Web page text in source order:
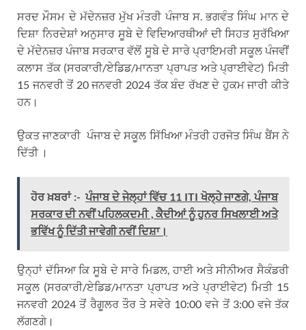
ਸਰਦ ਮੌਸਮ ਦੇ ਮੱਦੇਨਜ਼ਰ ਮੁੱਖ ਮੰਤਰੀ ਪੰਜਾਬ ਸ. ਭਗਵੰਤ ਸਿੰਘ ਮਾਨ ਦੇ
ਦਿਸ਼ਾ ਨਿਰਦੇਸ਼ਾਂ ਅਨੁਸਾਰ ਸੂਬੇ ਦੇ ਵਿਦਿਆਰਥੀਆਂ ਦੀ ਸਿਹਤ ਸੁਰੱਖਿਆ
ਦੇ ਮੱਦੇਨਜ਼ਰ ਪੰਜਾਬ ਸਰਕਾਰ ਵੱਲੋਂ ਸੂਬੇ ਦੇ ਸਾਰੇ ਪ੍ਰਾਇਮਰੀ ਸਕੂਲ ਪੰਜਵੀਂ
ਕਲਾਸ ਤੱਕ (ਸਰਕਾਰੀ/ਏਡਿਡ/ਮਾਨਤਾ ਪ੍ਰਾਪਤ ਅਤੇ ਪ੍ਰਾਈਵੇਟ) ਮਿਤੀ
15 ਜਨਵਰੀ ਤੋਂ 20 ਜਨਵਰੀ 2024 ਤੱਕ ਬੰਦ ਰੱਖਣ ਦੇ ਹੁਕਮ ਜਾਰੀ ਕੀਤੇ
ਹਨ।
ਉਕਤ ਜਾਣਕਾਰੀ ਪੰਜਾਬ ਦੇ ਸਕੂਲ ਸਿੱਖਿਆ ਮੰਤਰੀ ਹਰਜੋਤ ਸਿੰਘ ਬੈਂਸ ਨੇ
ਦਿੱਤੀ ।
ਹੋਰ ਖ਼ਬਰਾਂ :- ਪੰਜਾਬ ਦੇ ਜੇਲ੍ਹਾਂ ਵਿੱਚ 11 ITI ਖੋਲ੍ਹੇ ਜਾਣਗੇ, ਪੰਜਾਬ
ਸਰਕਾਰ ਦੀ ਨਵੀਂ ਪਹਿਲਕਦਮੀ , ਕੈਦੀਆਂ ਨੂੰ ਹੁਨਰ ਸਿਖਲਾਈ ਅਤੇ
ਭਵਿੱਖ ਨੂੰ ਦਿੱਤੀ ਜਾਵੇਗੀ ਨਵੀਂ ਦਿਸ਼ਾ।
ਉਨ੍ਹਾਂ ਦੱਸਿਆ ਕਿ ਸੂਬੇ ਦੇ ਸਾਰੇ ਮਿਡਲ, ਹਾਈ ਅਤੇ ਸੀਨੀਅਰ ਸੈਕੰਡਰੀ
ਸਕੂਲ (ਸਰਕਾਰੀ/ਏਡਿਡ/ਮਾਨਤਾ ਪ੍ਰਾਪਤ ਅਤੇ ਪ੍ਰਾਈਵੇਟ) ਮਿਤੀ 15
ਜਨਵਰੀ 2024 ਤੋਂ ਰੈਗੂਲਰ ਤੌਰ ਤੇ ਸਵੇਰੇ 10:00 ਵਜੇ ਤੋਂ 3:00 ਵਜੇ ਤੱਕ
ਲੱਗਣਗੇ।